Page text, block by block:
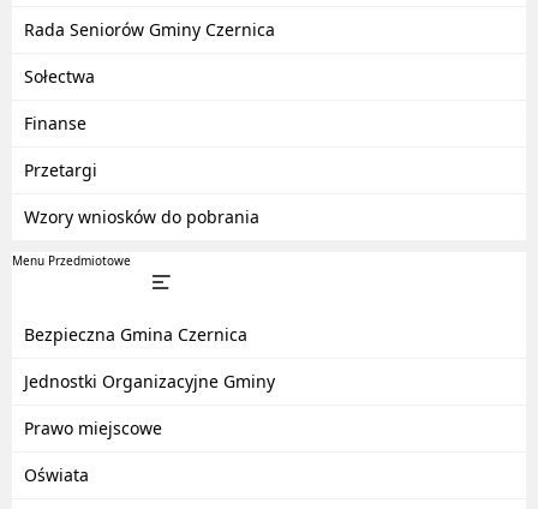
Rada Seniorów Gminy Czernica
Sołectwa
Finanse
Przetargi
Wzory wniosków do pobrania
Menu Przedmiotowe
Bezpieczna Gmina Czernica
Jednostki Organizacyjne Gminy
Prawo miejscowe
Oświata